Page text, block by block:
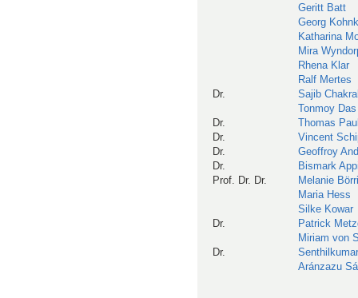
Geritt Batt
Georg
Katharina
Mira
Rhena Klar
Ralf Mertes
Dr.
Sajib
Tonmoy Das
Dr.
Thomas
Dr.
Vincent
Dr.
Geoffroy
Dr.
Bismark
Prof. Dr. Dr.
Melanie
Maria Hess
Silke Kowar
Dr.
Patrick
Miriam von
Dr.
Aránzazu